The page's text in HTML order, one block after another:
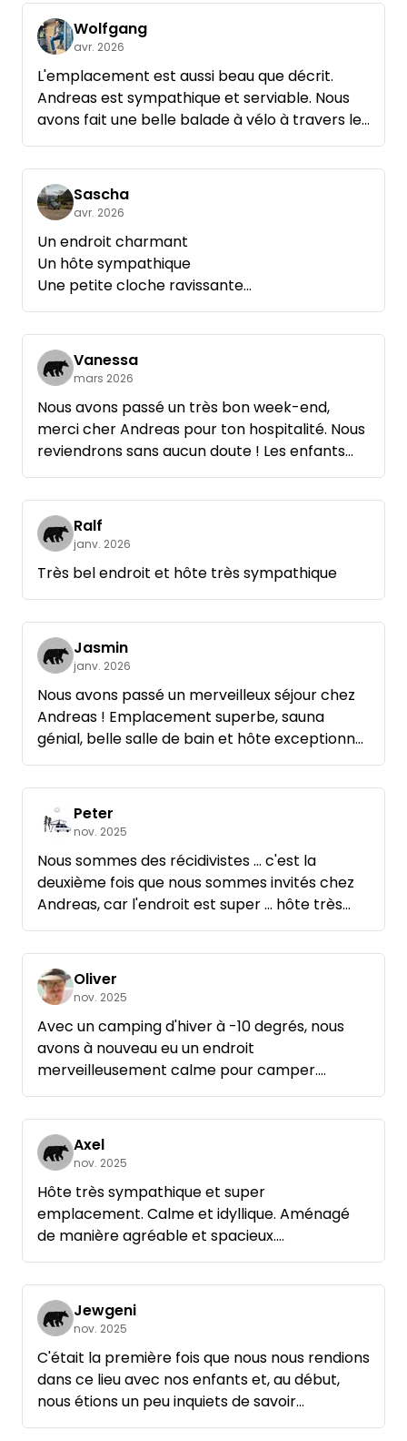
Wolfgang
avr. 2026
L'emplacement est aussi beau que décrit.
Andreas est sympathique et serviable. Nous
avons fait une belle balade à vélo à travers les
bois jusqu'à la tour de guet et avons croisé des
autruches, des émeus et des Bavarois.
Sascha
avr. 2026
Un endroit charmant
Un hôte sympathique
Une petite cloche ravissante
Nous reviendrons avec plaisir !
Vanessa
mars 2026
Nous avons passé un très bon week-end,
merci cher Andreas pour ton hospitalité. Nous
reviendrons sans aucun doute ! Les enfants
étaient ravis.
Ralf
janv. 2026
Très bel endroit et hôte très sympathique
Jasmin
janv. 2026
Nous avons passé un merveilleux séjour chez
Andreas ! Emplacement superbe, sauna
génial, belle salle de bain et hôte exceptionnel
!
Peter
nov. 2025
Nous sommes des récidivistes ... c'est la
deuxième fois que nous sommes invités chez
Andreas, car l'endroit est super ... hôte très
aimable, équipement supérieur à la moyenne
(par ex. WC, bois de chauffage fourni, sauna et
salle de bains que l'on peut réserver en plus),
- et à nouveau la même conclusion en bref je
Nous reviendrons volontiers...
Oliver
nov. 2025
Avec un camping d'hiver à -10 degrés, nous
avons à nouveau eu un endroit
merveilleusement calme pour camper.
Andreas a été, comme toujours, un excellent
hôte et la portion supplémentaire de bois de
chauffage nous a aidés à traverser la période
glaciale.
Axel
nov. 2025
Hôte très sympathique et super
emplacement. Calme et idyllique. Aménagé
de manière agréable et spacieux.
J'ai beaucoup aimé.
Jewgeni
nov. 2025
C'était la première fois que nous nous rendions
dans ce lieu avec nos enfants et, au début,
nous étions un peu inquiets de savoir
comment nos enfants allaient s'y plaire à